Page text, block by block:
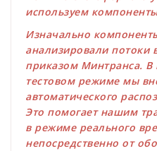
используем
Изначально
анализировали потоки
приказом Минтранса.
тестовом режиме мы
автоматического
Это помогает нашим
в режиме реального
непосредственно от